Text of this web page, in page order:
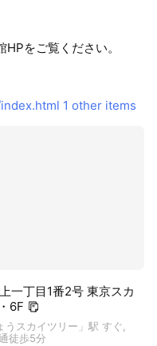
をご覧ください。
1 other items
一丁目1番2号 東京スカ
6F
スカイツリー」駅 すぐ,
徒歩5分